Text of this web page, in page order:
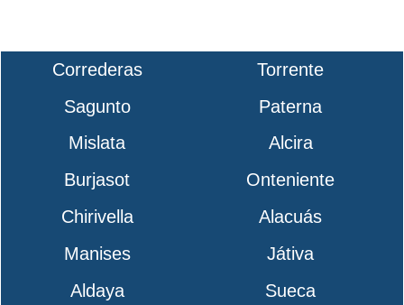
Correderas
Torrente
Sagunto
Paterna
Mislata
Alcira
Burjasot
Onteniente
Chirivella
Alacuás
Manises
Játiva
Aldaya
Sueca